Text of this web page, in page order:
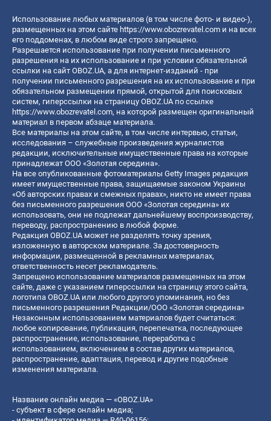
Использование любых материалов (в том числе фото- и видео-),
размещенных на этом сайте https://www.obozrevatel.com и на всех
его поддоменах, в любом виде строго запрещено.
Разрешается использование при получении письменного
разрешения на их использование и при условии обязательной
ссылки на сайт OBOZ.UA, а для интернет-изданий - при
получении письменного разрешения на их использование и при
обязательном размещении прямой, открытой для поисковых
систем, гиперссылки на страницу OBOZ.UA по ссылке
https://www.obozrevatel.com, на которой размещен оригинальный
материал в первом абзаце материала.
Все материалы на этом сайте, в том числе интервью, статьи,
исследования – служебные произведения журналистов
редакции, исключительные имущественные права на которые
принадлежат ООО «Золотая середина».
На все опубликованные фотоматериалы Getty Images редакция
имеет имущественные права, защищаемые законом Украины
«Об авторских правах и смежных правах», никто не имеет права
без письменного разрешения ООО «Золотая середина» их
использовать, они не подлежат дальнейшему воспроизводству,
переводу, распространению в любой форме.
Редакция OBOZ.UA может не разделять точку зрения,
изложенную в авторском материале. За достоверность
информации, размещенной в рекламных материалах,
ответственность несет рекламодатель.
Запрещено использование материалов размещенных на этом
сайте, даже с указанием гиперссылки на страницу этого сайта,
логотипа OBOZ.UA или любого другого упоминания, но без
письменного разрешения Редакции/ООО «Золотая середина»
Незаконным использованием материалов будет считаться:
любое копирование, публикация, перепечатка, последующее
распространение, использование, переработка с
использованием, включением в состав других материалов,
распространение, адаптация, перевод и другие подобные
изменения материала.
Название онлайн медиа — «OBOZ.UA»
- субъект в сфере онлайн медиа;